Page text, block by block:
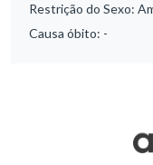
Restrição do Sexo:
Causa óbito: -